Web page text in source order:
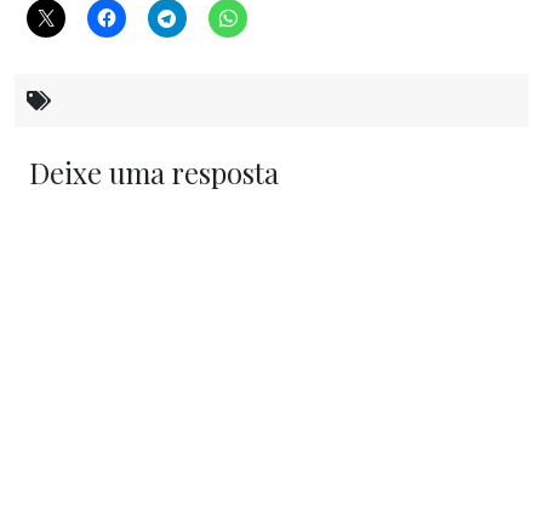
Deixe uma resposta